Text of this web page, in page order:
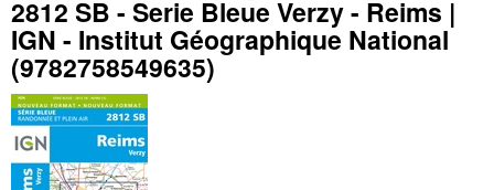
2812 SB - Serie Bleue Verzy - Reims |
IGN - Institut Géographique National
(9782758549635)